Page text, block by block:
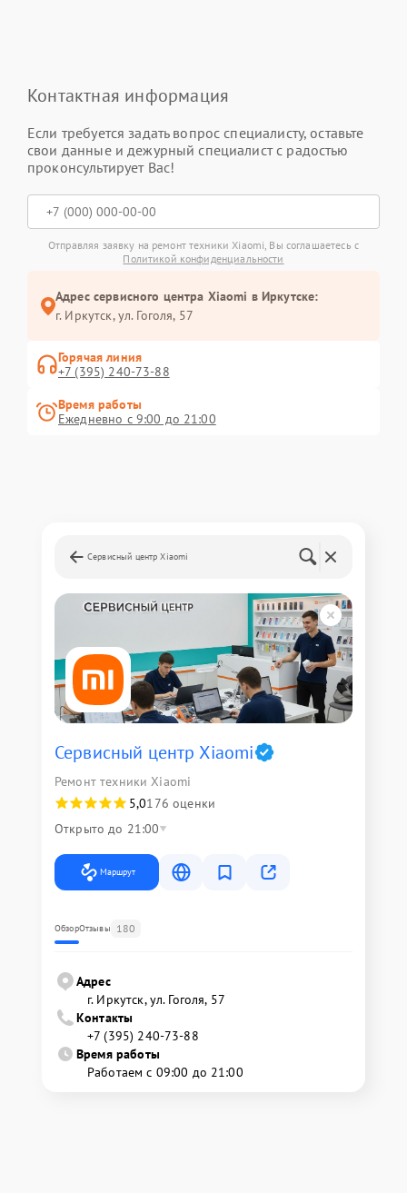
Контактная информация
Если требуется задать вопрос специалисту, оставьте
свои данные и дежурный специалист с радостью
проконсультирует Вас!
Отправляя заявку на ремонт техники Xiaomi, Вы соглашаетесь с
Политикой конфиденциальности
Адрес сервисного центра Xiaomi в Иркутске:
г. Иркутск, ул. ​Гоголя, 57
Горячая линия
+7 (395) 240-73-88
Время работы
Ежедневно с 9:00 до 21:00
Сервисный центр Xiaomi
Сервисный центр Xiaomi
Ремонт техники Xiaomi
5,0176 оценки
Открыто до 21:00
Маршрут
ОбзорОтзывы 180
Адрес
г. Иркутск, ул. ​Гоголя, 57
Контакты
+7 (395) 240-73-88
Время работы
Работаем с 09:00 до 21:00